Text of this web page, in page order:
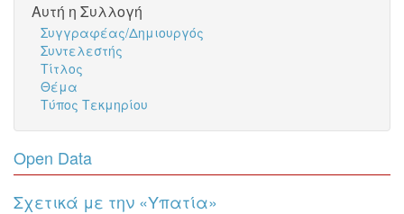
Αυτή η Συλλογή
Συγγραφέας/Δημιουργός
Συντελεστής
Τίτλος
Θέμα
Τύπος Τεκμηρίου
Open Data
Σχετικά με την «Υπατία»